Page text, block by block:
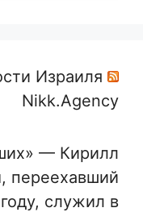
Израиля
Nikk.Agency
— Кирилл
переехавший
служил в